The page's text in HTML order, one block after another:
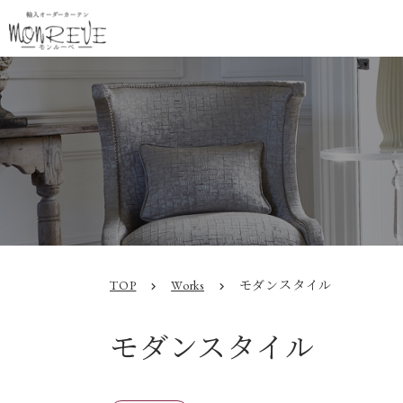
TOP chevron_right Works chevron_right モダンスタイル
モダンスタイル